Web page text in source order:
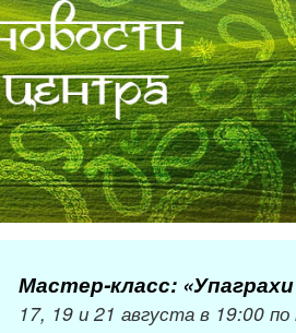
Мастер-класс:
17, 19 и 21 августа в 19:00 по